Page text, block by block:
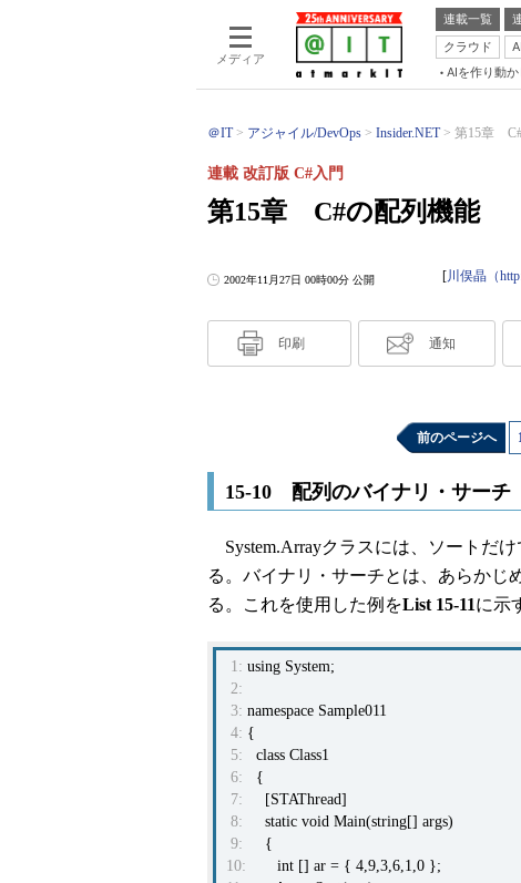
メディア
連載一覧
クラウド
AIを作り動
＠IT アジャイル/DevOps Insider.NET 第15章 C#
第15章 C#の配列機能
連載 改訂版 C#入門
2002年11月27日 00時00分 公開 [川俣晶（
印刷 通知
前のページへ
15-10 配列のバイナリ・サーチ
System.Arrayクラスには、ソートだ
る。バイナリ・サーチとは、あらかじ
る。これを使用した例をList 15-11に示
1: using System;
2:
3: namespace Sample011
4: {
5:
class Class1
6:
{
7:
[STAThread]
8:
static void Main(string[] args)
9:
{
10:
int [] ar = { 4,9,3,6,1,0 };